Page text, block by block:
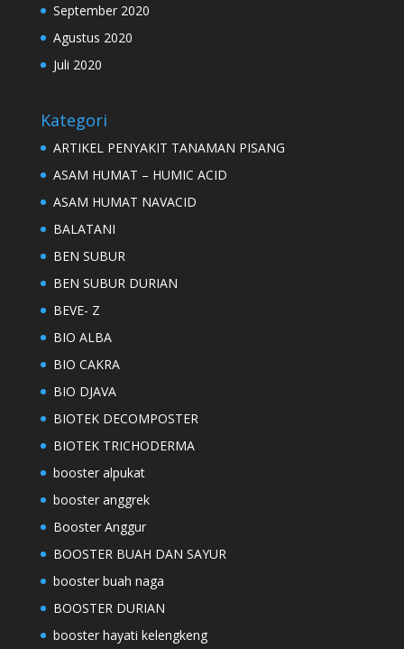
September 2020
Agustus 2020
Juli 2020
Kategori
ARTIKEL PENYAKIT TANAMAN PISANG
ASAM HUMAT – HUMIC ACID
ASAM HUMAT NAVACID
BALATANI
BEN SUBUR
BEN SUBUR DURIAN
BEVE- Z
BIO ALBA
BIO CAKRA
BIO DJAVA
BIOTEK DECOMPOSTER
BIOTEK TRICHODERMA
booster alpukat
booster anggrek
Booster Anggur
BOOSTER BUAH DAN SAYUR
booster buah naga
BOOSTER DURIAN
booster hayati kelengkeng